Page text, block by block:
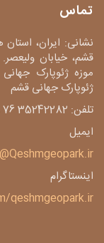
تماس
نشانی: ایران،
قشم، خیابان
موزه ژئوپارک
ژئوپارک جهانی قشم
تلفن: 35242282 76 98
ایمیل
اینستاگرام